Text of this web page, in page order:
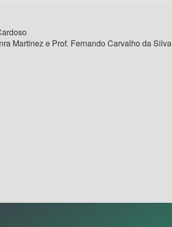
Martinez e Prof. Fernando Carvalho da Silva